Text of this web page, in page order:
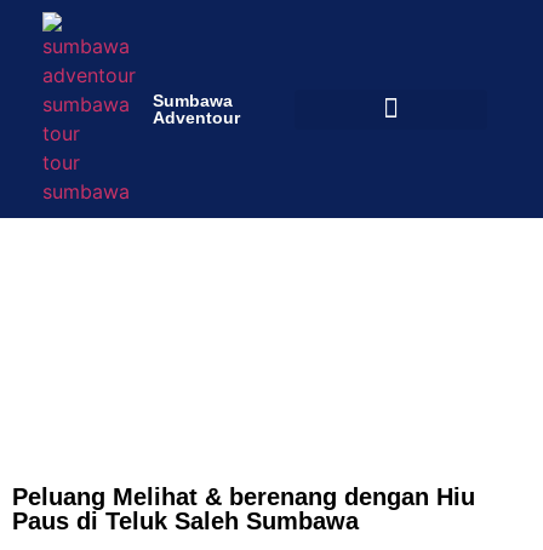
Sumbawa
Adventour
Peluang Melihat & berenang dengan Hiu
Paus di Teluk Saleh Sumbawa